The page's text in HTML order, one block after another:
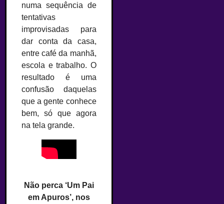
numa sequência de
tentativas
improvisadas para
dar conta da casa,
entre café da manhã,
escola e trabalho. O
resultado é uma
confusão daquelas
que a gente conhece
bem, só que agora
na tela grande.
Não perca ‘Um Pai
em Apuros’, nos